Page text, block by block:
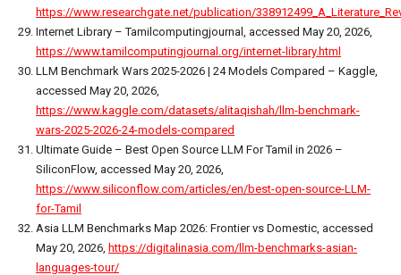
https://www.researchgate.net/publication/
Internet Library – Tamilcomputingjournal, accessed May 20, 2026,
https://www.tamilcomputingjournal.org/internet-library.html
LLM Benchmark Wars 2025-2026 | 24 Models Compared – Kaggle,
accessed May 20, 2026,
https://www.kaggle.com/datasets/alitaqishah/llm-benchmark-
wars-2025-2026-24-models-compared
Ultimate Guide – Best Open Source LLM For Tamil in 2026 –
SiliconFlow, accessed May 20, 2026,
https://www.siliconflow.com/articles/en/best-open-source-LLM-
for-Tamil
Asia LLM Benchmarks Map 2026: Frontier vs Domestic, accessed
May 20, 2026, https://digitalinasia.com/llm-benchmarks-asian-
languages-tour/